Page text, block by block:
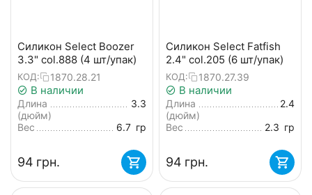
Силикон Select Boozer
3.3" col.888 (4 шт/упак)
КОД: 1870.28.21
В наличии
Длина
(дюйм)
3.3
Вес
6.7 гр
‍94‍ грн.
Силикон Select Fatfish
2.4" col.205 (6 шт/упак)
КОД: 1870.27.39
В наличии
Длина
(дюйм)
2.4
Вес
2.3 гр
‍94‍ грн.